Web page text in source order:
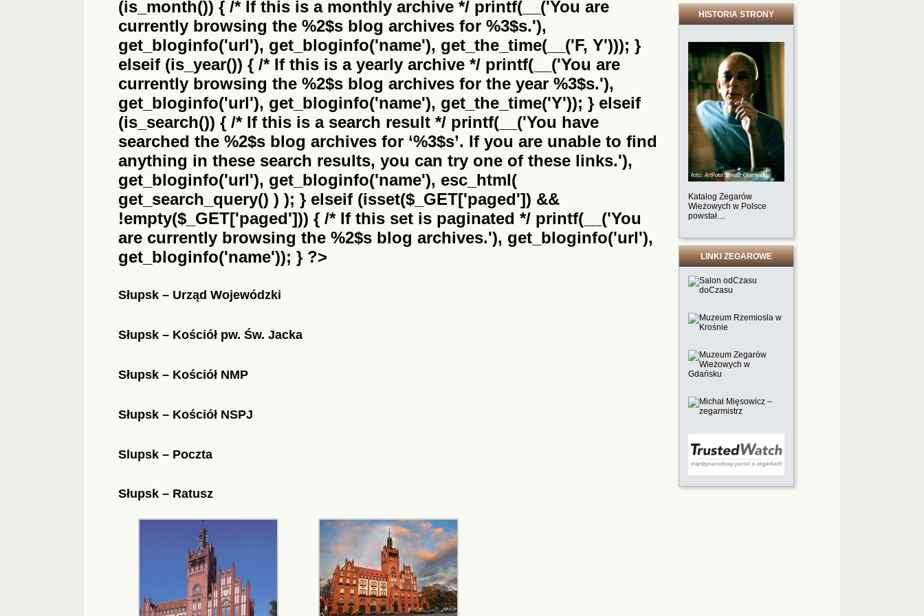
(is_month()) { /* If this is a monthly archive */ printf(__('You are
currently browsing the %2$s blog archives for %3$s.'),
get_bloginfo('url'), get_bloginfo('name'), get_the_time(__('F, Y'))); }
elseif (is_year()) { /* If this is a yearly archive */ printf(__('You are
currently browsing the %2$s blog archives for the year %3$s.'),
get_bloginfo('url'), get_bloginfo('name'), get_the_time('Y')); } elseif
(is_search()) { /* If this is a search result */ printf(__('You have
searched the %2$s blog archives for ‘%3$s’. If you are unable to find
anything in these search results, you can try one of these links.'),
get_bloginfo('url'), get_bloginfo('name'), esc_html(
get_search_query() ) ); } elseif (isset($_GET['paged']) &&
!empty($_GET['paged'])) { /* If this set is paginated */ printf(__('You
are currently browsing the %2$s blog archives.'), get_bloginfo('url'),
get_bloginfo('name')); } ?>
Słupsk – Urząd Wojewódzki
Słupsk – Kościół pw. Św. Jacka
Słupsk – Kościół NMP
Słupsk – Kościół NSPJ
Slupsk – Poczta
Słupsk – Ratusz
HISTORIA STRONY
Katalog Zegarów
Wieżowych w Polsce
powstał....
LINKI ZEGAROWE